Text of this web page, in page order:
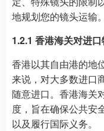
地规划您的镜头运输。
1.2.1 香港海关对进
香港以其自由港的地
来说，对大多数进口
随意进口。香港海关
度，旨在确保公共安
以及履行国际义务。